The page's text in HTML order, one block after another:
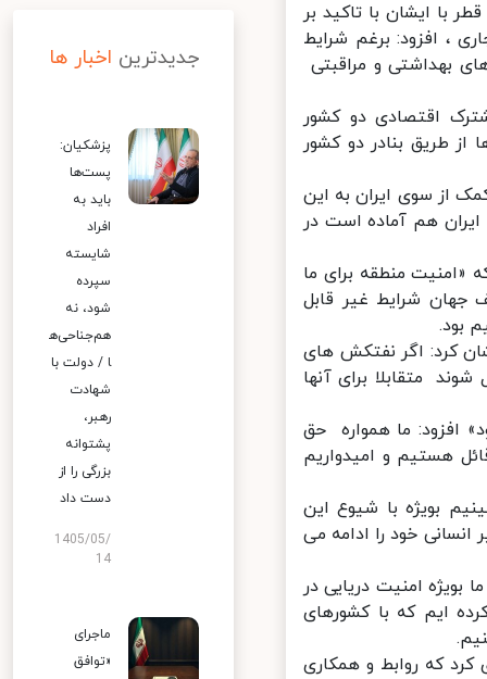
ایشان با تاکید بر
، افزود: برغم شرایط
بهداشتی و مراقبتی
اقتصادی دو کشور
طریق بنادر دو کشور
ارائه هرگونه کمک از سوی ایران به این
هم آماده است در
منطقه برای ما
شرایط غیر قابل
کرد: اگر نفتکش های
متقابلا برای آنها
افزود: ما همواره حق
هستیم و امیدواریم
بویژه با شیوع این
خود را ادامه می
امنیت دریایی در
ایم که با کشورهای
که روابط و همکاری
جدیدترین اخبار ها
پزشکیان:
پست‌ها
باید به
افراد
شایسته
سپرده
شود، نه
هم‌جناحی‌ه
ا / دولت با
شهادت
رهبر،
پشتوانه
بزرگی را از
دست داد
1405/05/
14
ماجرای
«توافق